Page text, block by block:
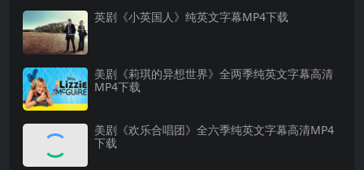
英剧《小英国人》纯英文字幕MP4下载
美剧《莉琪的异想世界》全两季纯英文字幕高清
MP4下载
美剧《欢乐合唱团》全六季纯英文字幕高清MP4
下载